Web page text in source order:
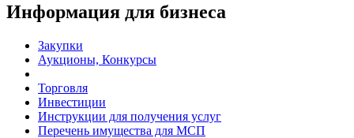
Информация для бизнеса
Закупки
Аукционы, Конкурсы
Торговля
Инвестиции
Инструкции для получения услуг
Перечень имущества для МСП